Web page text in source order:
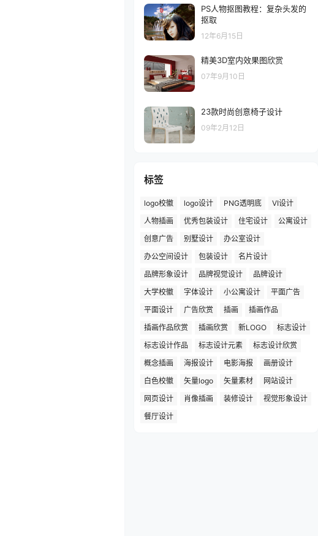
PS人物抠图教程：复杂头发的
抠取
12年6月15日
精美3D室内效果图欣赏
07年9月10日
23款时尚创意椅子设计
09年2月12日
标签
logo校徽 logo设计 PNG透明底
VI设计
人物插画
优秀包装设计 住宅设计
公寓设计
创意广告
别墅设计
办公室设计
办公空间设计
包装设计
名片设计
品牌形象设计
品牌视觉设计
品牌设计
大学校徽
字体设计 小公寓设计
平面广告
平面设计
广告欣赏 插画
插画作品
插画作品欣赏
插画欣赏 新LOGO
标志设计
标志设计作品
标志设计元素
标志设计欣赏
概念插画
海报设计 电影海报
画册设计
白色校徽
矢量logo 矢量素材
网站设计
网页设计
肖像插画 装修设计
视觉形象设计
餐厅设计